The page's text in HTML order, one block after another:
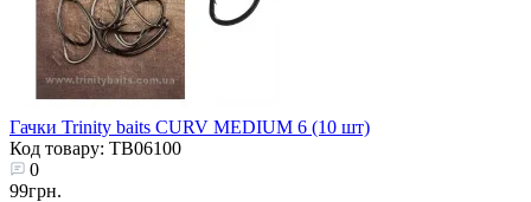
Гачки Trinity baits CURV MEDIUM 6 (10 шт)
Код товару: TB06100
0
99грн.